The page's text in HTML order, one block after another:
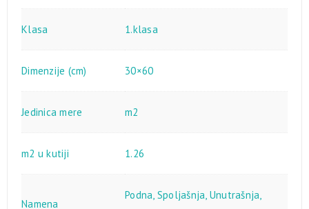
Klasa 1.klasa
Dimenzije (cm) 30×60
Jedinica mere m2
m2 u kutiji 1.26
Namena
Podna, Spoljašnja, Unutrašnja,